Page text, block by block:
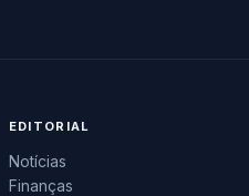
EDITORIAL
Notícias
Finanças